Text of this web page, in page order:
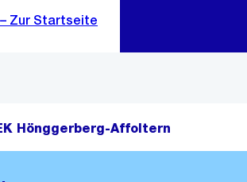
Breadcrumbs ein
Hönggerberg-Affoltern